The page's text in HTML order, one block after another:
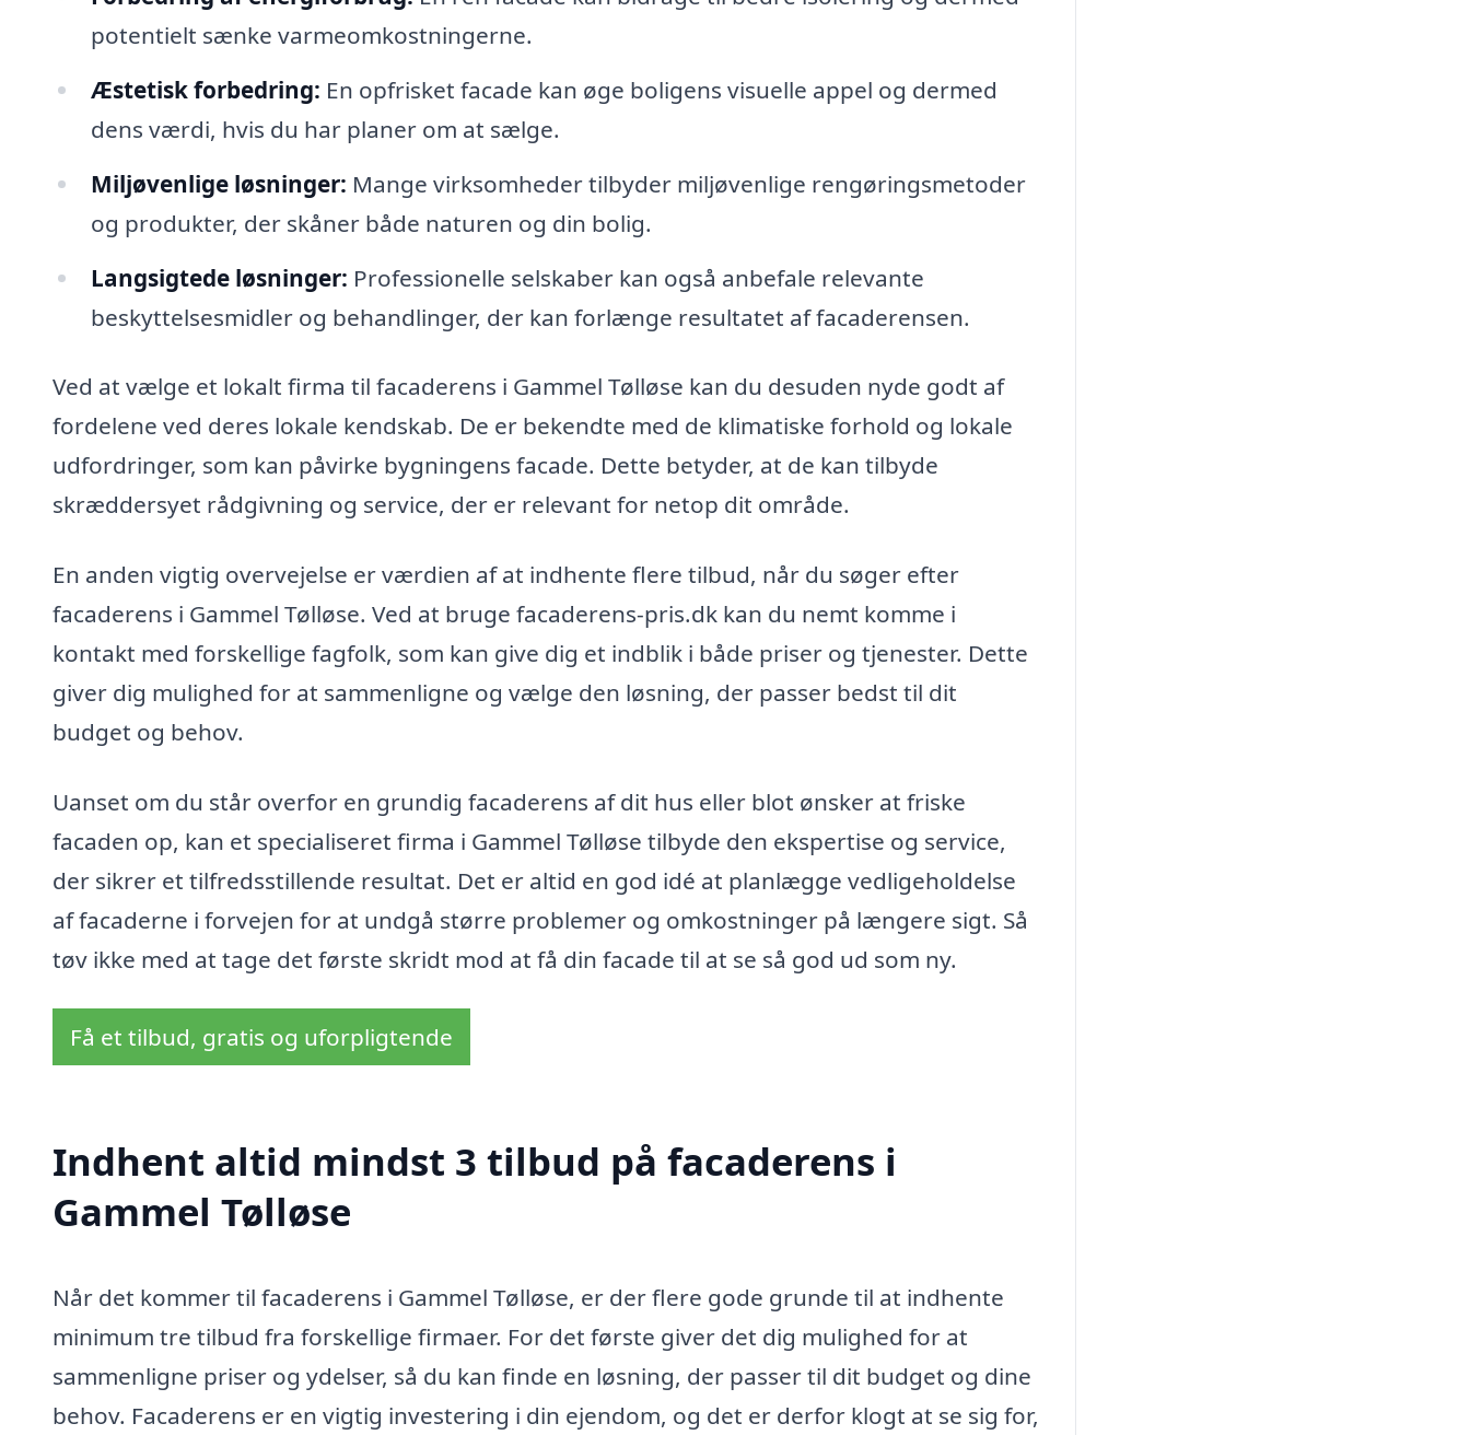
potentielt sænke varmeomkostningerne.
Æstetisk forbedring: En opfrisket facade kan øge boligens visuelle appel og dermed
dens værdi, hvis du har planer om at sælge.
Miljøvenlige løsninger: Mange virksomheder tilbyder miljøvenlige rengøringsmetoder
og produkter, der skåner både naturen og din bolig.
Langsigtede løsninger: Professionelle selskaber kan også anbefale relevante
beskyttelsesmidler og behandlinger, der kan forlænge resultatet af facaderensen.
Ved at vælge et lokalt firma til facaderens i Gammel Tølløse kan du desuden nyde godt af
fordelene ved deres lokale kendskab. De er bekendte med de klimatiske forhold og lokale
udfordringer, som kan påvirke bygningens facade. Dette betyder, at de kan tilbyde
skræddersyet rådgivning og service, der er relevant for netop dit område.
En anden vigtig overvejelse er værdien af at indhente flere tilbud, når du søger efter
facaderens i Gammel Tølløse. Ved at bruge facaderens-pris.dk kan du nemt komme i
kontakt med forskellige fagfolk, som kan give dig et indblik i både priser og tjenester. Dette
giver dig mulighed for at sammenligne og vælge den løsning, der passer bedst til dit
budget og behov.
Uanset om du står overfor en grundig facaderens af dit hus eller blot ønsker at friske
facaden op, kan et specialiseret firma i Gammel Tølløse tilbyde den ekspertise og service,
der sikrer et tilfredsstillende resultat. Det er altid en god idé at planlægge vedligeholdelse
af facaderne i forvejen for at undgå større problemer og omkostninger på længere sigt. Så
tøv ikke med at tage det første skridt mod at få din facade til at se så god ud som ny.
Få et tilbud, gratis og uforpligtende
Indhent altid mindst 3 tilbud på facaderens i
Gammel Tølløse
Når det kommer til facaderens i Gammel Tølløse, er der flere gode grunde til at indhente
minimum tre tilbud fra forskellige firmaer. For det første giver det dig mulighed for at
sammenligne priser og ydelser, så du kan finde en løsning, der passer til dit budget og dine
behov. Facaderens er en vigtig investering i din ejendom, og det er derfor klogt at se sig for,